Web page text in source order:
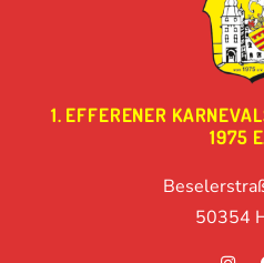
1. EFFERENER
1975
50354